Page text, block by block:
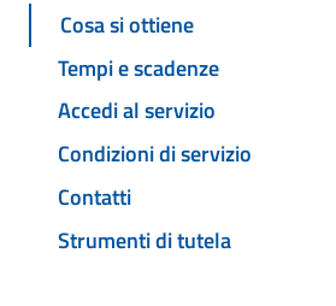
Cosa si ottiene
Tempi e scadenze
Accedi al servizio
Condizioni di servizio
Contatti
Strumenti di tutela